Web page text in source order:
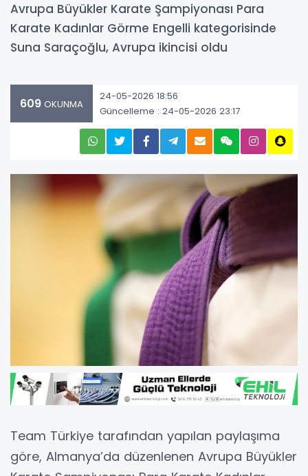
Avrupa Büyükler Karate Şampiyonası Para
Karate Kadınlar Görme Engelli kategorisinde
Suna Saraçoğlu, Avrupa ikincisi oldu
609 OKUNMA
24-05-2026 18:56
Güncelleme : 24-05-2026 23:17
Team Türkiye tarafından yapılan paylaşıma
göre, Almanya’da düzenlenen Avrupa Büyükler